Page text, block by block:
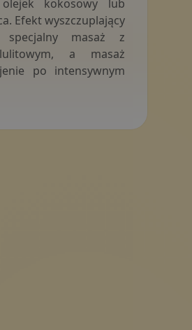
kokosowy lub
Efekt wyszczuplający
specjalny masaż z
a masaż
po intensywnym